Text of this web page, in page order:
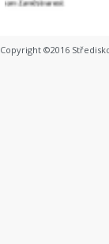
Copyright ©2016